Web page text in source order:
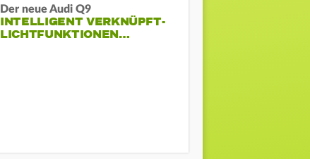
Der neue Audi Q9
INTELLIGENT VERKNÜPFT-
LICHTFUNKTIONEN…